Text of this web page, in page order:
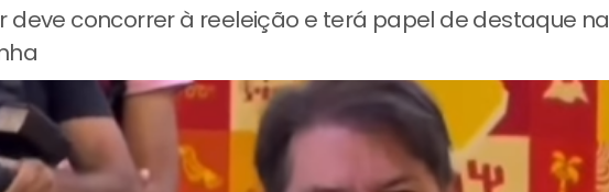
deve concorrer à reeleição e terá papel de destaque na